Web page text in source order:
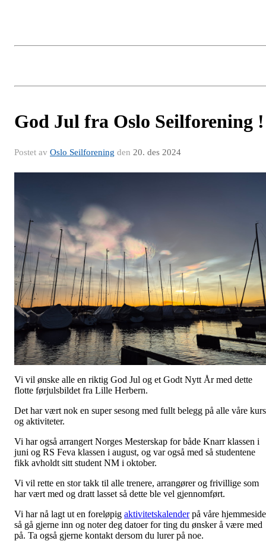
God Jul fra Oslo Seilforening !
Postet av Oslo Seilforening den 20. des 2024
Vi vil ønske alle en riktig God Jul og et Godt Nytt År med dette
flotte førjulsbildet fra Lille Herbern.
Det har vært nok en super sesong med fullt belegg på alle våre kurs
og aktiviteter.
Vi har også arrangert Norges Mesterskap for både Knarr klassen i
juni og RS Feva klassen i august, og var også med så studentene
fikk avholdt sitt student NM i oktober.
Vi vil rette en stor takk til alle trenere, arrangører og frivillige som
har vært med og dratt lasset så dette ble vel gjennomført.
Vi har nå lagt ut en foreløpig aktivitetskalenderpå våre
så gå gjerne inn og noter deg datoer for ting du ønsker å være med
på. Ta også gjerne kontakt dersom du lurer på noe.